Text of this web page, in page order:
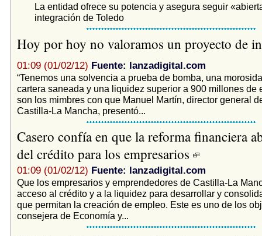
La entidad ofrece su potencia y asegura seguir
integración de Toledo
Hoy por hoy no valoramos un proyecto de
01:09 (01/02/12) Fuente: lanzadigital.com
“Tenemos una solvencia a prueba de bomba, una
cartera saneada y una liquidez superior a 900 millones de
son los mimbres con que Manuel Martín, director general
Castilla-La Mancha, presentó...
Casero confía en que la reforma financiera
del crédito para los empresarios
01:09 (01/02/12) Fuente: lanzadigital.com
Que los empresarios y emprendedores de Castilla-La
acceso al crédito y a la liquidez para desarrollar y
que permitan la creación de empleo. Este es uno de los
consejera de Economía y...